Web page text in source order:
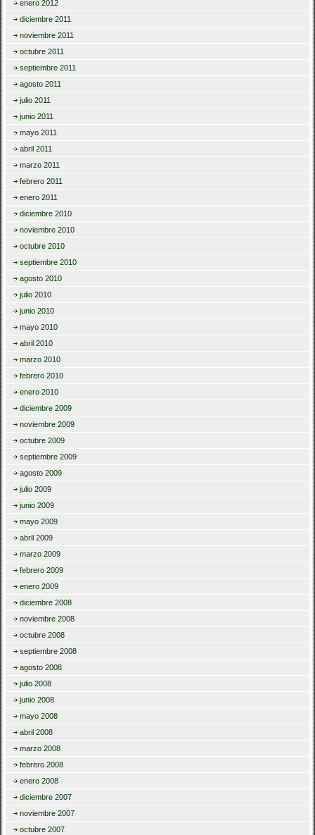
enero 2012
diciembre 2011
noviembre 2011
octubre 2011
septiembre 2011
agosto 2011
julio 2011
junio 2011
mayo 2011
abril 2011
marzo 2011
febrero 2011
enero 2011
diciembre 2010
noviembre 2010
octubre 2010
septiembre 2010
agosto 2010
julio 2010
junio 2010
mayo 2010
abril 2010
marzo 2010
febrero 2010
enero 2010
diciembre 2009
noviembre 2009
octubre 2009
septiembre 2009
agosto 2009
julio 2009
junio 2009
mayo 2009
abril 2009
marzo 2009
febrero 2009
enero 2009
diciembre 2008
noviembre 2008
octubre 2008
septiembre 2008
agosto 2008
julio 2008
junio 2008
mayo 2008
abril 2008
marzo 2008
febrero 2008
enero 2008
diciembre 2007
noviembre 2007
octubre 2007